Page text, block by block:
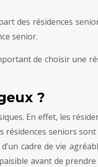
des résidences
senior.
de choisir une
?
En effet, les
seniors
cadre de vie
avant de